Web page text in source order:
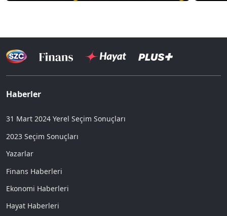
Haberler
31 Mart 2024 Yerel Seçim Sonuçları
2023 Seçim Sonuçları
Yazarlar
Finans Haberleri
Ekonomi Haberleri
Hayat Haberleri